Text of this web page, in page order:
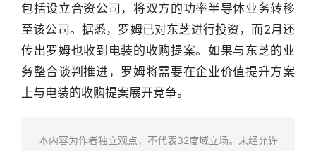
行
业
快
包括设立合资公司，将双方的功率半导体业务转移
至该公司。据悉，罗姆已对东芝进行投资，而2月还
传出罗姆也收到电装的收购提案。如果与东芝的业
务整合谈判推进，罗姆将需要在企业价值提升方案
上与电装的收购提案展开竞争。
本内容为作者独立观点，不代表32度域立场。未经允许